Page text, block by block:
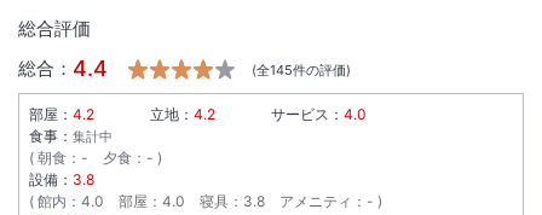
総合評価
総合： 4.4 (全145件の評価)
部屋： 4.2 立地： 4.2 サービス： 4.0
食事： 集計中
朝食 ： - 夕食 ： -
設備： 3.8
館内 ： 4.0 部屋 ： 4.0 寝具 ： 3.8 アメニティ ： -